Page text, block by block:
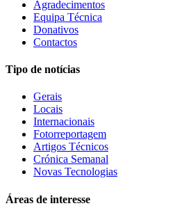
Agradecimentos
Equipa Técnica
Donativos
Contactos
Tipo de notícias
Gerais
Locais
Internacionais
Fotorreportagem
Artigos Técnicos
Crónica Semanal
Novas Tecnologias
Áreas de interesse